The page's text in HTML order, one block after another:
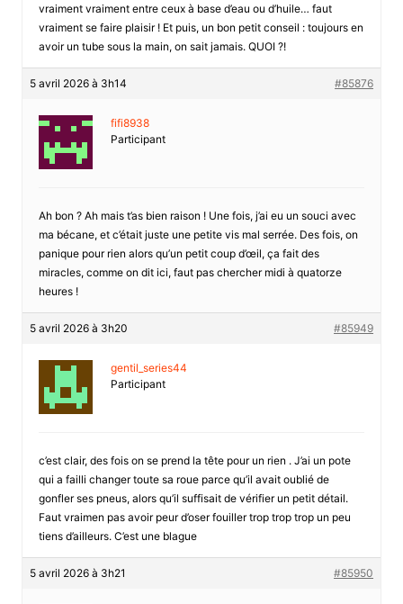
vraiment vraiment entre ceux à base d’eau ou d’huile… faut
vraiment se faire plaisir ! Et puis, un bon petit conseil : toujours en
avoir un tube sous la main, on sait jamais. QUOI ?!
5 avril 2026 à 3h14 #85876
fifi8938
Participant
Ah bon ? Ah mais t’as bien raison ! Une fois, j’ai eu un souci avec
ma bécane, et c’était juste une petite vis mal serrée. Des fois, on
panique pour rien alors qu’un petit coup d’œil, ça fait des
miracles, comme on dit ici, faut pas chercher midi à quatorze
heures !
5 avril 2026 à 3h20 #85949
gentil_series44
Participant
c’est clair, des fois on se prend la tête pour un rien . J’ai un pote
qui a failli changer toute sa roue parce qu’il avait oublié de
gonfler ses pneus, alors qu’il suffisait de vérifier un petit détail.
Faut vraimen pas avoir peur d’oser fouiller trop trop trop un peu
tiens d’ailleurs. C’est une blague
5 avril 2026 à 3h21 #85950